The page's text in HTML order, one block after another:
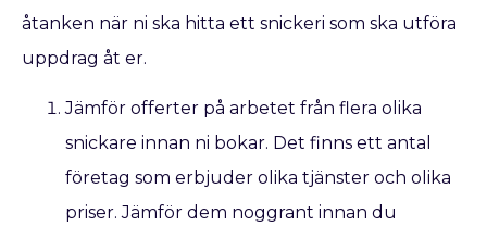
åtanken när ni ska hitta ett snickeri som ska utföra
uppdrag åt er.
Jämför offerter på arbetet från flera olika
snickare innan ni bokar. Det finns ett antal
företag som erbjuder olika tjänster och olika
priser. Jämför dem noggrant innan du